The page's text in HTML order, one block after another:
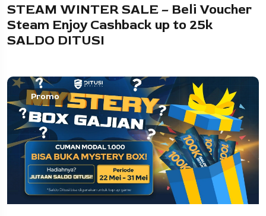
STEAM WINTER SALE – Beli Voucher
Steam Enjoy Cashback up to 25k
SALDO DITUSI
Promo